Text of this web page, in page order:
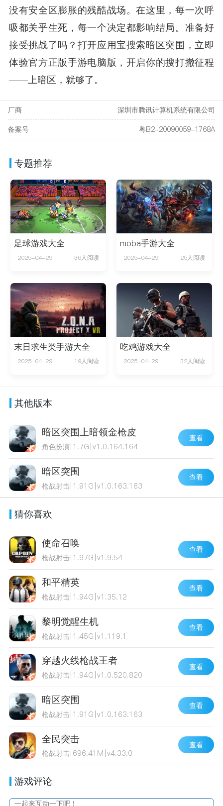
没有安全区膨胀的残酷战场。在这里，每一次呼
吸都关乎生死，每一个决定都影响结局。准备好
接受挑战了吗？打开应用宝搜索暗区突围，立即
体验官方正版手游电脑版，开启你的搜打撤征程
——上暗区，就够了。
厂商
深圳市腾讯计算机系统有限公司
备案号
粤B2-20090059-1768A
专题推荐
足球游戏大全
2025-04-29 36人阅读
moba手游大全
2025-04-29 25人阅读
末日求生类手游大全
2025-04-29 19人阅读
吃鸡游戏大全
2025-04-29 32人阅读
其他版本
暗区突围上暗领金枪皮
角色扮演 1.7G v1.0.164.164
查看
暗区突围
枪战射击 1.91G v1.0.163.163
查看
猜你喜欢
使命召唤
枪战射击 1.97G v1.9.54
查看
和平精英
枪战射击 1.94G v1.35.12
查看
黎明觉醒生机
枪战射击 1.45G v1.119.1
查看
穿越火线枪战王者
枪战射击 1.94G v1.0.520.820
查看
暗区突围
枪战射击 1.91G v1.0.163.163
查看
全民突击
枪战射击 696.41M v4.33.0
查看
游戏评论